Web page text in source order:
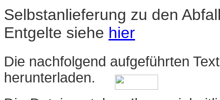
Selbstanlieferung zu den
Entgelte siehe hier
Die nachfolgend aufgeführten
herunterladen.